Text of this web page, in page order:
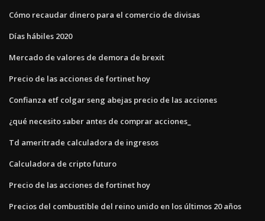
Cómo recaudar dinero para el comercio de divisas
Días hábiles 2020
Mercado de valores de demora de brexit
Precio de las acciones de fortinet hoy
Confianza etf colgar seng abejas precio de las acciones
¿qué necesito saber antes de comprar acciones_
Td ameritrade calculadora de ingresos
Calculadora de cripto futuro
Precio de las acciones de fortinet hoy
Precios del combustible del reino unido en los últimos 20 años